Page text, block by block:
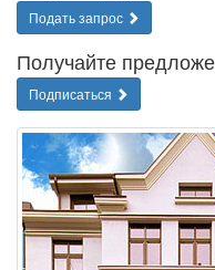
Подать запрос
Получайте
Подписаться